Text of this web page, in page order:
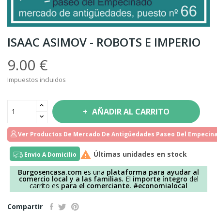
ISAAC ASIMOV - ROBOTS E IMPERIO
9.00 €
Impuestos incluidos
AÑADIR AL CARRITO
Ver Productos De Mercado De Antigüedades Paseo Del
Envio A Domicilio  Últimas unidades en stock
Burgosencasa.com es una plataforma para ayudar al
comercio local y a las familias. El importe íntegro del
carrito es para el comerciante. #economialocal
Compartir